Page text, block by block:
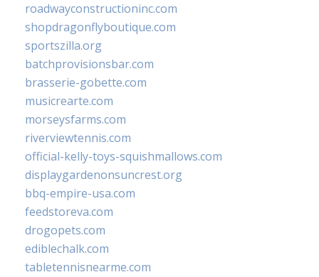
roadwayconstructioninc.com
shopdragonflyboutique.com
sportszilla.org
batchprovisionsbar.com
brasserie-gobette.com
musicrearte.com
morseysfarms.com
riverviewtennis.com
official-kelly-toys-squishmallows.com
displaygardenonsuncrest.org
bbq-empire-usa.com
feedstoreva.com
drogopets.com
ediblechalk.com
tabletennisnearme.com